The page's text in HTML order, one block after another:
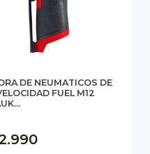
DE NEUMATICOS DE
FUEL M12